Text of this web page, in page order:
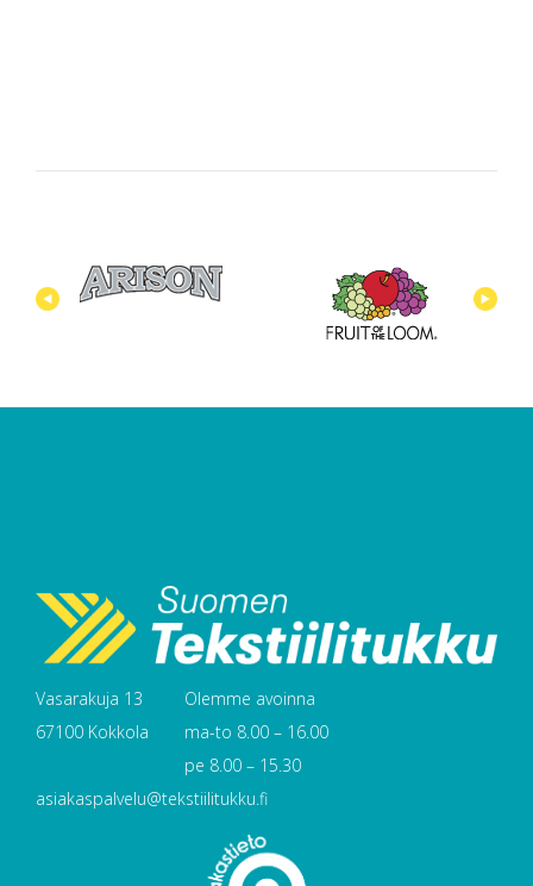
Vasarakuja 13
67100 Kokkola
Olemme avoinna
ma-to 8.00 – 16.00
pe 8.00 – 15.30
asiakaspalvelu@tekstiilitukku.fi